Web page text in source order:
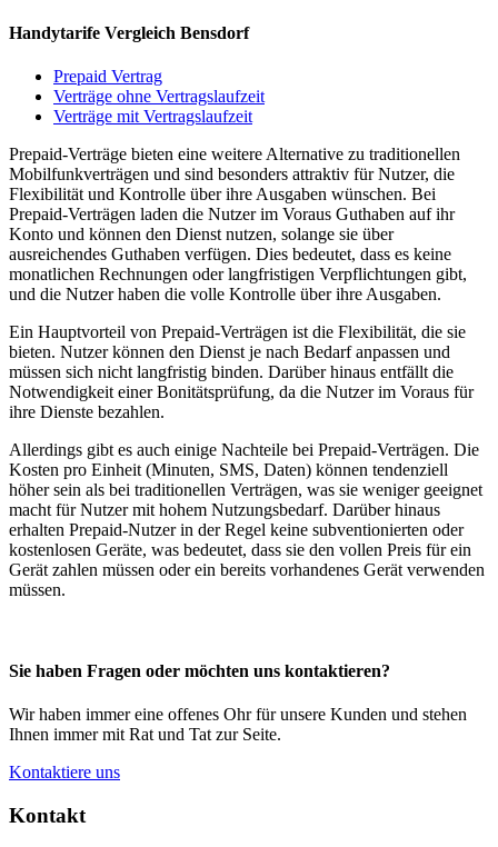
Handytarife Vergleich Bensdorf
Prepaid Vertrag
Verträge ohne Vertragslaufzeit
Verträge mit Vertragslaufzeit
Prepaid-Verträge bieten eine weitere Alternative zu traditionellen
Mobilfunkverträgen und sind besonders attraktiv für Nutzer, die
Flexibilität und Kontrolle über ihre Ausgaben wünschen. Bei
Prepaid-Verträgen laden die Nutzer im Voraus Guthaben auf ihr
Konto und können den Dienst nutzen, solange sie über
ausreichendes Guthaben verfügen. Dies bedeutet, dass es keine
monatlichen Rechnungen oder langfristigen Verpflichtungen gibt,
und die Nutzer haben die volle Kontrolle über ihre Ausgaben.
Ein Hauptvorteil von Prepaid-Verträgen ist die Flexibilität, die sie
bieten. Nutzer können den Dienst je nach Bedarf anpassen und
müssen sich nicht langfristig binden. Darüber hinaus entfällt die
Notwendigkeit einer Bonitätsprüfung, da die Nutzer im Voraus für
ihre Dienste bezahlen.
Allerdings gibt es auch einige Nachteile bei Prepaid-Verträgen. Die
Kosten pro Einheit (Minuten, SMS, Daten) können tendenziell
höher sein als bei traditionellen Verträgen, was sie weniger geeignet
macht für Nutzer mit hohem Nutzungsbedarf. Darüber hinaus
erhalten Prepaid-Nutzer in der Regel keine subventionierten oder
kostenlosen Geräte, was bedeutet, dass sie den vollen Preis für ein
Gerät zahlen müssen oder ein bereits vorhandenes Gerät verwenden
müssen.
Sie haben Fragen oder möchten uns kontaktieren?
Wir haben immer eine offenes Ohr für unsere Kunden und stehen
Ihnen immer mit Rat und Tat zur Seite.
Kontaktiere uns
Kontakt